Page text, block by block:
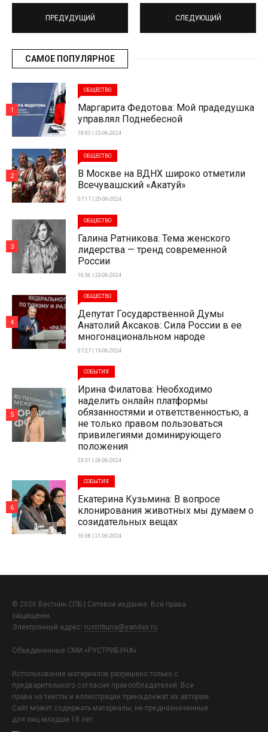
ПРЕДУДУЩИЙ СЛЕДУЮЩИЙ
САМОЕ ПОПУЛЯРНОЕ
ОБЩЕСТВО
Маргарита Федотова: Мой прадедушка
управлял Поднебесной
18:03 | 23-06-2024
1
ОБЩЕСТВО
В Москве на ВДНХ широко отметили
Всечувашский «Акатуй»
07:17 | 20-06-2024
2
ОБЩЕСТВО
Галина Ратникова: Тема женского
лидерства — тренд современной
России
16:36 | 23-06-2024
3
ОБЩЕСТВО
Депутат Государственной Думы
Анатолий Аксаков: Сила России в ее
многонациональном народе
07:27 | 19-06-2024
4
СОБЫТИЯ
Ирина Филатова: Необходимо
наделить онлайн платформы
обязанностями и ответственностью, а
не только правом пользоваться
привилегиями доминирующего
положения
23:31 | 26-06-2024
5
СОБЫТИЯ
Екатерина Кузьмина: В вопросе
клонирования животных мы думаем о
созидательных вещах
16:38 | 21-06-2024
6
© 2026 Вестник СПБ | Сетевое издание. Все права
защищены.
Электронный адрес: rustribuna@yandex.ru
Объединенные СМИ «РУСТРИБУНА»
Использование материалов разрешено только с
предварительного согласия правообладателей. Все
права на тексты и иллюстрации принадлежат их авторам.
Сайт может содержать материалы, не предназначенные
для лиц младше 18 лет.